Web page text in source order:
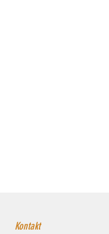
Kontakt